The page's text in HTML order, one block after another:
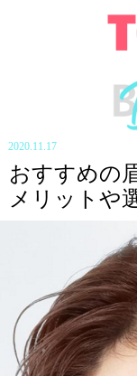
2020.11.17
おすすめの
メリットや